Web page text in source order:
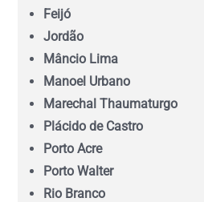
Feijó
Jordão
Mâncio Lima
Manoel Urbano
Marechal Thaumaturgo
Plácido de Castro
Porto Acre
Porto Walter
Rio Branco